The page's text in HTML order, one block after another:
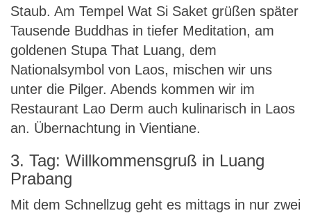
Staub. Am Tempel Wat Si Saket grüßen später
Tausende Buddhas in tiefer Meditation, am
goldenen Stupa That Luang, dem
Nationalsymbol von Laos, mischen wir uns
unter die Pilger. Abends kommen wir im
Restaurant Lao Derm auch kulinarisch in Laos
an. Übernachtung in Vientiane.
3. Tag: Willkommensgruß in Luang
Prabang
Mit dem Schnellzug geht es mittags in nur zwei